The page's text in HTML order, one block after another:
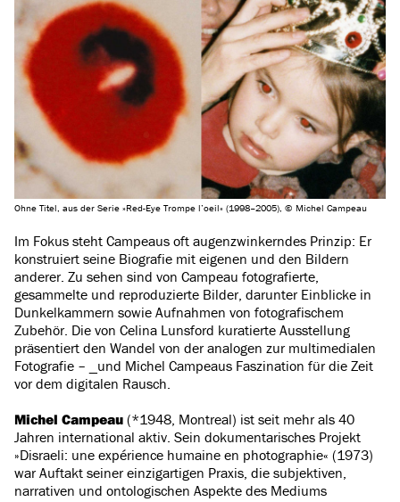
Ohne Titel, aus der Serie »Red-Eye Trompe l’oeil« (1998–2005), © Michel Campeau
Im Fokus steht Campeaus oft augenzwinkerndes Prinzip: Er
konstruiert seine Biografie mit eigenen und den Bildern
anderer. Zu sehen sind von Campeau fotografierte,
gesammelte und reproduzierte Bilder, darunter Einblicke in
Dunkelkammern sowie Aufnahmen von fotografischem
Zubehör. Die von Celina Lunsford kuratierte Ausstellung
präsentiert den Wandel von der analogen zur multimedialen
Fotografie – _und Michel Campeaus Faszination für die Zeit
vor dem digitalen Rausch.
Michel Campeau (*1948, Montreal) ist seit mehr als 40
Jahren international aktiv. Sein dokumentarisches Projekt
»Disraeli: une expérience humaine en photographie« (1973)
war Auftakt seiner einzigartigen Praxis, die subjektiven,
narrativen und ontologischen Aspekte des Mediums